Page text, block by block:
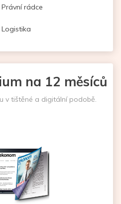
rádce
na 12 měsíců
v tištěné a digitální podobě.